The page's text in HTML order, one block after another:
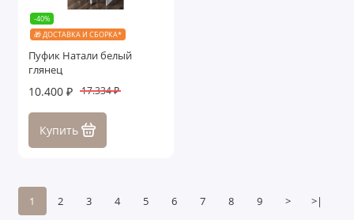
-40%
🎁 ДОСТАВКА И СБОРКА*
Пуфик Натали белый
глянец
10.400 ₽ 17.334 ₽
Купить
1 2 3 4 5 6 7 8 9 > >|